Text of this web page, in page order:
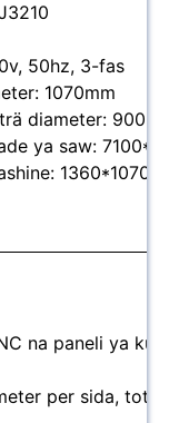
50hz, 3-fas
1070mm
diameter:
ya saw:
na paneli ya
per sida,